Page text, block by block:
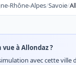
Rhône-Alpes/Savoie/
vue à Allondaz ?
avec cette